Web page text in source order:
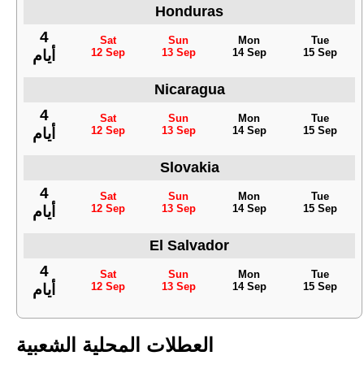
Honduras
4
أيام
Sat
12 Sep
Sun
13 Sep
Mon
14 Sep
Tue
15 Sep
Nicaragua
4
أيام
Sat
12 Sep
Sun
13 Sep
Mon
14 Sep
Tue
15 Sep
Slovakia
4
أيام
Sat
12 Sep
Sun
13 Sep
Mon
14 Sep
Tue
15 Sep
El Salvador
4
أيام
Sat
12 Sep
Sun
13 Sep
Mon
14 Sep
Tue
15 Sep
العطلات المحلية الشعبية